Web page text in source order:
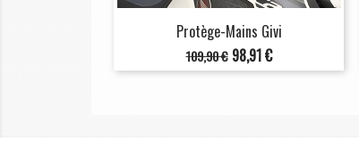
Protège-Mains Givi
Prix
de
109,90 € Prix
98,91 €